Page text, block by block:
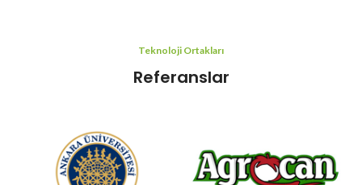
Teknoloji Ortakları
Referanslar